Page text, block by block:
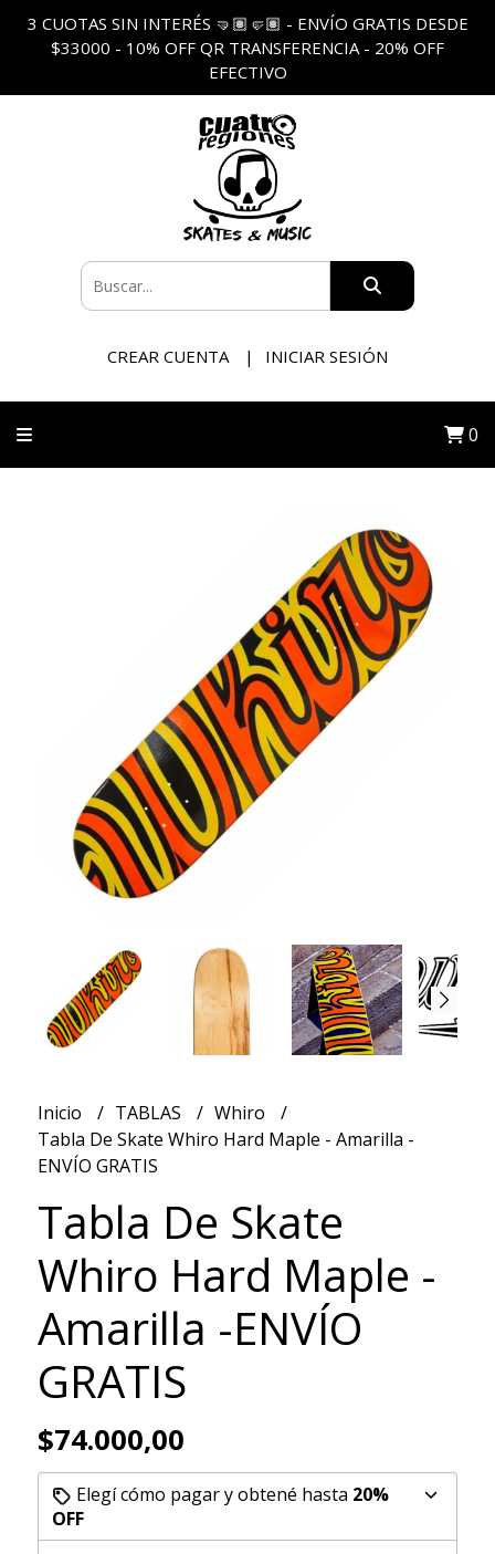
3 CUOTAS SIN INTERÉS 🤜🏽🤛🏽 - ENVÍO GRATIS DESDE
$33000 - 10% OFF QR TRANSFERENCIA - 20% OFF
EFECTIVO
CREAR CUENTA INICIAR SESIÓN
0
Inicio TABLAS
Whiro
Tabla De Skate Whiro Hard Maple - Amarilla -
ENVÍO GRATIS
Tabla De Skate
Whiro Hard Maple -
Amarilla -ENVÍO
GRATIS
$74.000,00
Elegí cómo pagar y obtené hasta 20%
OFF